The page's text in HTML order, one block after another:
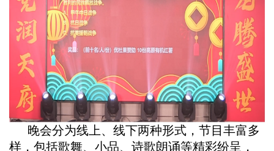
晚会分为线上、线下两种形式，节目丰富多
样，包括歌舞、小品、诗歌朗诵等精彩纷呈，